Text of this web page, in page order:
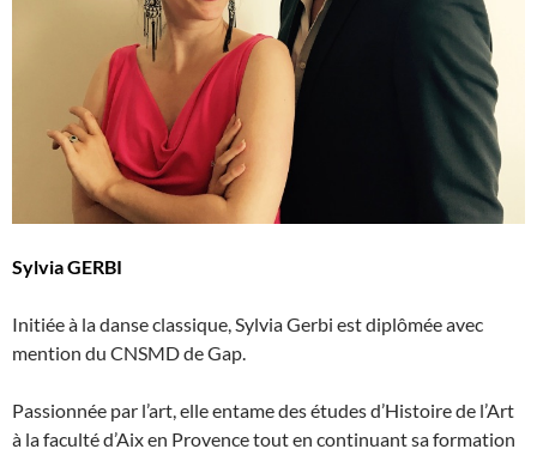
Sylvia GERBI
Initiée à la danse classique, Sylvia Gerbi est diplômée avec
mention du CNSMD de Gap.
Passionnée par l’art, elle entame des études d’Histoire de l’Art
à la faculté d’Aix en Provence tout en continuant sa formation